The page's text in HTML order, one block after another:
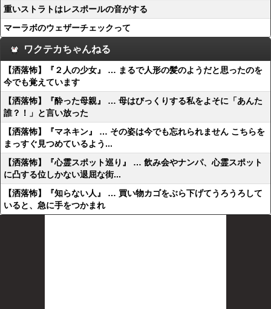
重いストラトはレスポールの音がする
マーラボのウェザーチェックって
ワクテカちゃんねる
【洒落怖】『２人の少女』 … まるで人形の髪のようだと思ったのを
今でも覚えています
【洒落怖】『酔った母親』 … 母はびっくりする私をよそに「あんた
誰？！」と言い放った
【洒落怖】『マネキン』 … その姿は今でも忘れられません こちらを
まっすぐ見つめているよう...
【洒落怖】『心霊スポット巡り』 … 飲み会やナンパ、心霊スポット
に凸する位しかない退屈な街...
【洒落怖】『知らない人』 … 買い物カゴをぶら下げてうろうろして
いると、急に手をつかまれ